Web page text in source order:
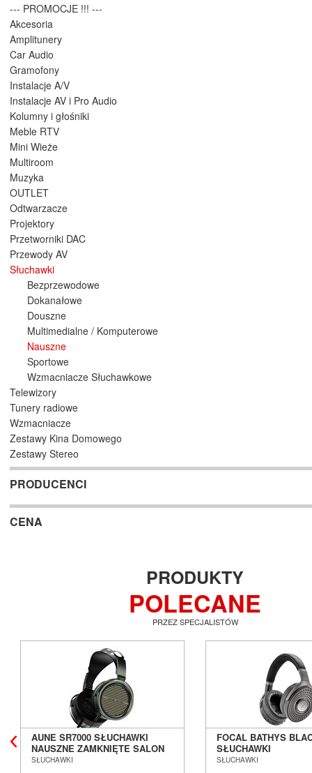
--- PROMOCJE !!! ---
Akcesoria
Amplitunery
Car Audio
Gramofony
Instalacje A/V
Instalacje AV i Pro Audio
Kolumny i głośniki
Meble RTV
Mini Wieże
Multiroom
Muzyka
OUTLET
Odtwarzacze
Projektory
Przetworniki DAC
Przewody AV
Słuchawki
Bezprzewodowe
Dokanałowe
Douszne
Multimedialne / Komputerowe
Nauszne
Sportowe
Wzmacniacze Słuchawkowe
Telewizory
Tunery radiowe
Wzmacniacze
Zestawy Kina Domowego
Zestawy Stereo
PRODUCENCI
CENA
PRODUKTY
POLECANE
PRZEZ SPECJALISTÓW
AUNE SR7000 SŁUCHAWKI
NAUSZNE ZAMKNIĘTE SALON
POZNAŃ WROCŁAW
SŁUCHAWKI
FOCAL BATHYS
SŁUCHAWKI
BEZPRZEWODOWE
SŁUCHAWKI